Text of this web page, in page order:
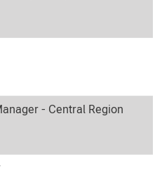
- Central Region